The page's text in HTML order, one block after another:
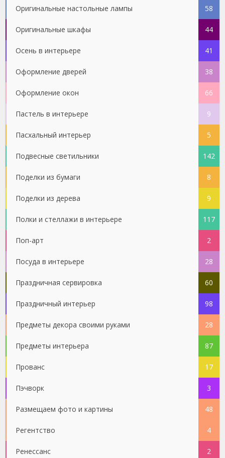
Оригинальные настольные лампы 58
Оригинальные шкафы 44
Осень в интерьере 41
Оформление дверей 38
Оформление окон 66
Пастель в интерьере 9
Пасхальный интерьер 5
Подвесные светильники 142
Поделки из бумаги 8
Поделки из дерева 9
Полки и стеллажи в интерьере 117
Поп-арт 2
Посуда в интерьере 28
Праздничная сервировка 60
Праздничный интерьер 98
Предметы декора своими руками 28
Предметы интерьера 87
Прованс 17
Пэчворк 3
Размещаем фото и картины 48
Регентство 4
Ренессанс 2